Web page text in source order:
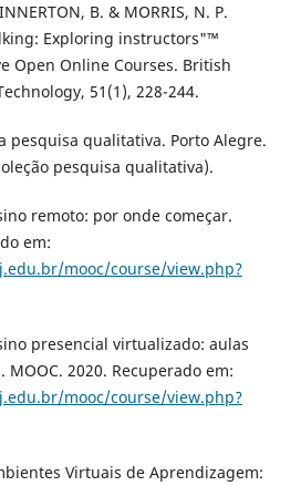
B. & MORRIS, N. P.
Exploring instructors"™
Open Online Courses. British
51(1), 228-244.
pesquisa qualitativa. Porto Alegre.
pesquisa qualitativa).
remoto: por onde começar.
em:
mooc/course/view.php?
presencial virtualizado: aulas
2020. Recuperado em:
mooc/course/view.php?
Virtuais de Aprendizagem: